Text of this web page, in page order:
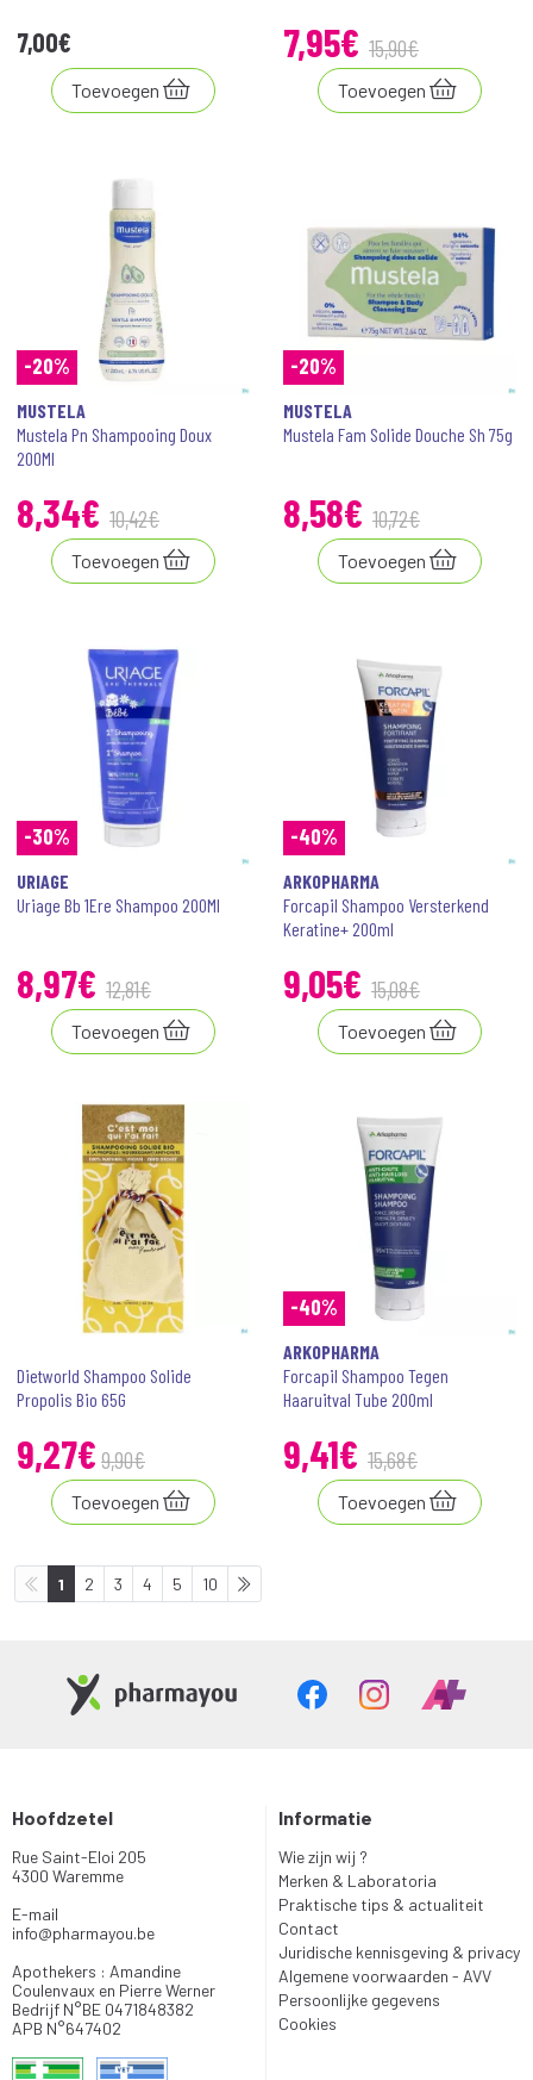
7,00€
Toevoegen
7,95€ 15,90€
Toevoegen
-20%
MUSTELA
Mustela Pn Shampooing Doux
200Ml
8,34€ 10,42€
Toevoegen
-20%
MUSTELA
Mustela Fam Solide Douche Sh 75g
8,58€ 10,72€
Toevoegen
-30%
URIAGE
Uriage Bb 1Ere Shampoo 200Ml
8,97€ 12,81€
Toevoegen
-40%
ARKOPHARMA
Forcapil Shampoo Versterkend
Keratine+ 200ml
9,05€ 15,08€
Toevoegen
Dietworld Shampoo Solide
Propolis Bio 65G
9,27€ 9,90€
Toevoegen
-40%
ARKOPHARMA
Forcapil Shampoo Tegen
Haaruitval Tube 200ml
9,41€ 15,68€
Toevoegen
1 2 3 4 5 10
Hoofdzetel
Rue Saint-Eloi 205
4300 Waremme
E-mail
info@pharmayou.be
Apothekers : Amandine
Coulenvaux en Pierre Werner
Bedrijf N°BE 0471848382
APB N°647402
Informatie
Wie zijn wij ?
Merken & Laboratoria
Praktische tips & actualiteit
Contact
Juridische kennisgeving & privacy
Algemene voorwaarden - AVV
Persoonlijke gegevens
Cookies